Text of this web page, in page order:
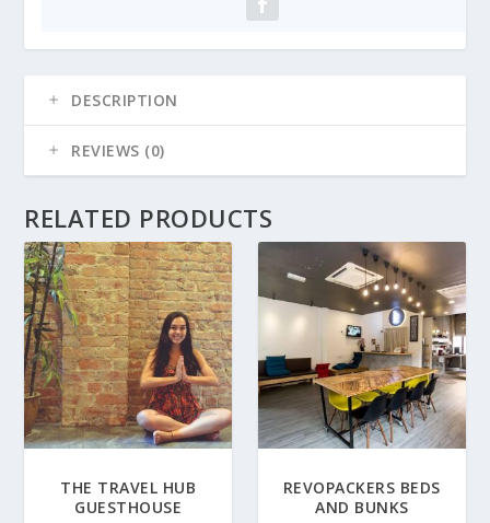
DESCRIPTION
REVIEWS (0)
RELATED PRODUCTS
THE TRAVEL HUB
GUESTHOUSE
REVOPACKERS BEDS
AND BUNKS